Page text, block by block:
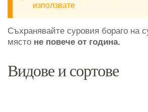
използвате
Съхранявайте суровия бораго на
място не повече от година.
Видове и сортове